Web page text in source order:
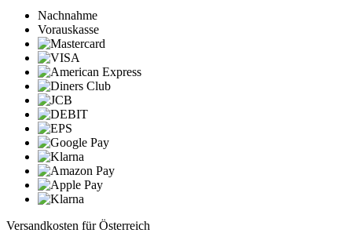
Nachnahme
Vorauskasse
Versandkosten für Österreich